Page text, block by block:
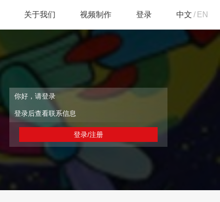
关于我们 视频制作 登录 中文 / EN
你好，请登录
登录后查看联系信息
登录/注册